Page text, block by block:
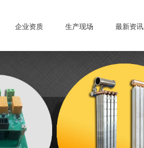
企业资质 生产现场 最新资讯